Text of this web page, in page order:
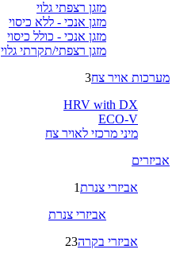
מזגן רצפתי גלוי
מזגן אנכי - ללא כיסוי
מזגן אנכי - כולל כיסוי
מזגן רצפתי/תקרתי גלוי
מערכות אויר צח3
HRV with DX
ECO-V
מיני מרכזי לאויר צח
אביזרים
אביזרי צנרת1
אביזרי צנרת
אביזרי בקרה23